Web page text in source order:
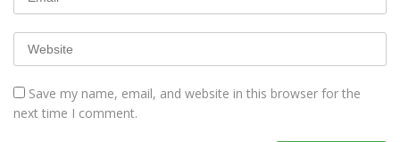
Save my name, email, and website in this browser for the
next time I comment.